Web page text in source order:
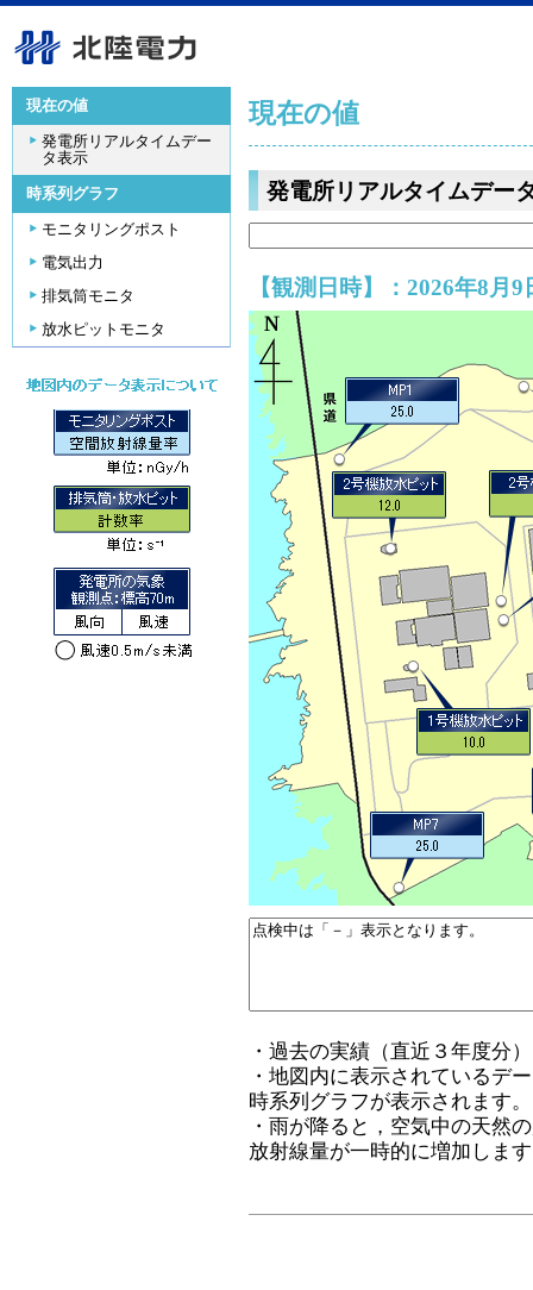
現在の値
発電所リアルタイムデー
タ表示
時系列グラフ
モニタリングポスト
電気出力
排気筒モニタ
放水ピットモニタ
現在の値
発電所リアルタイムデー
【観測日時】：2026年8月
・過去の実績（直近３年度分
・地図内に表示されているデ
時系列グラフが表示されます。
・雨が降ると，空気中の天然
放射線量が一時的に増加しま